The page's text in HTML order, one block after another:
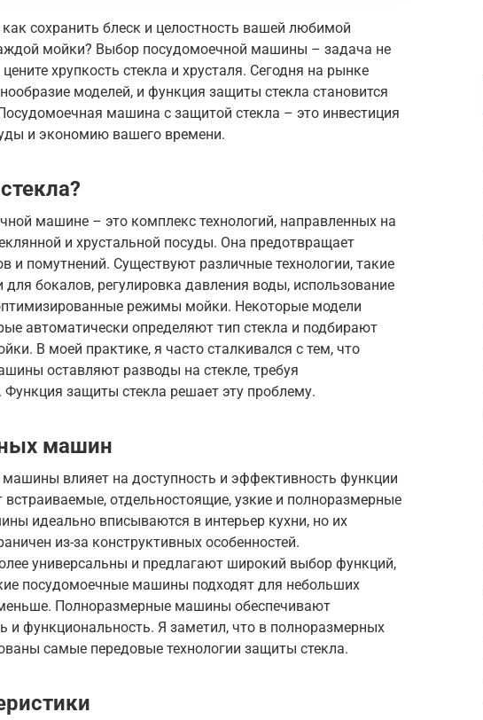
сохранить блеск и целостность вашей любимой
мойки? Выбор посудомоечной машины – задача не
хрупкость стекла и хрусталя. Сегодня на рынке
моделей, и функция защиты стекла становится
машина с защитой стекла – это инвестиция
и экономию вашего времени.
машине – это комплекс технологий, направленных на
и хрустальной посуды. Она предотвращает
и помутнений. Существуют различные технологии, такие
бокалов, регулировка давления воды, использование
режимы мойки. Некоторые модели
автоматически определяют тип стекла и подбирают
В моей практике, я часто сталкивался с тем, что
оставляют разводы на стекле, требуя
защиты стекла решает эту проблему.
машин
влияет на доступность и эффективность функции
отдельностоящие, узкие и полноразмерные
идеально вписываются в интерьер кухни, но их
из-за конструктивных особенностей.
универсальны и предлагают широкий выбор функций,
посудомоечные машины подходят для небольших
Полноразмерные машины обеспечивают
функциональность. Я заметил, что в полноразмерных
самые передовые технологии защиты стекла.